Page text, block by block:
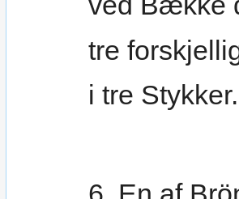
tre
i tre Stykker.